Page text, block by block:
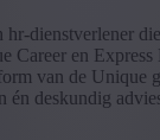
dienstverlener
Career en Express
van de Unique
én deskundig